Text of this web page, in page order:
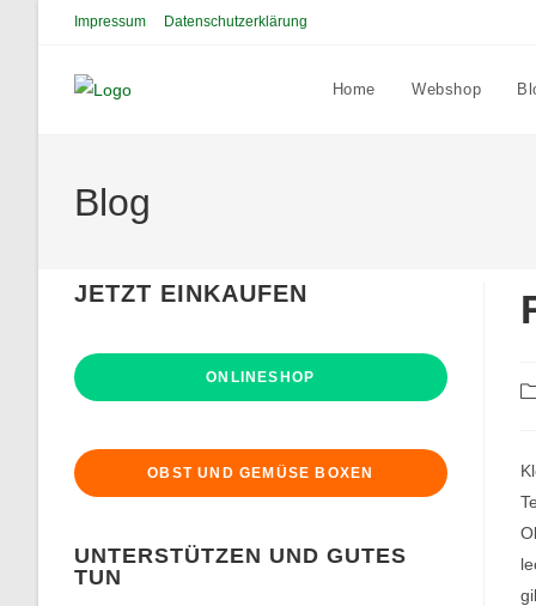
Impressum Datenschutzerklärung
Home Webshop
Blog
JETZT EINKAUFEN
ONLINESHOP
OBST UND GEMÜSE BOXEN
UNTERSTÜTZEN UND GUTES
TUN